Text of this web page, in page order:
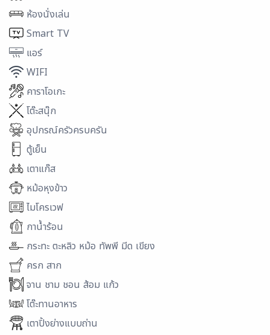
ห้องนั่งเล่น
Smart TV
แอร์
WIFI
คาราโอเกะ
โต๊ะสนุ๊ก
อุปกรณ์ครัวครบครัน
ตู้เย็น
เตาแก๊ส
หม้อหุงข้าว
ไมโครเวฟ
กาน้ำร้อน
กระทะ ตะหลิว หม้อ ทัพพี มีด เขียง
ครก สาก
จาน ชาม ชอน ส้อม แก้ว
โต๊ะทานอาหาร
เตาปิ้งย่างแบบถ่าน